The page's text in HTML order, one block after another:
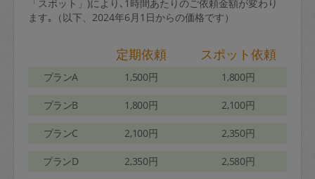
「スポット」)により､1時間あたりのご依頼金額が変わり
ます｡（以下、2024年6月1日からの価格です）
定期依頼 スポット依頼
プランA 1,500円 1,800円
プランB 1,800円 2,100円
プランC 2,100円 2,350円
プランD 2,350円 2,580円